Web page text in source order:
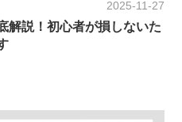
2025-11-27
解説！初心者が損しないた